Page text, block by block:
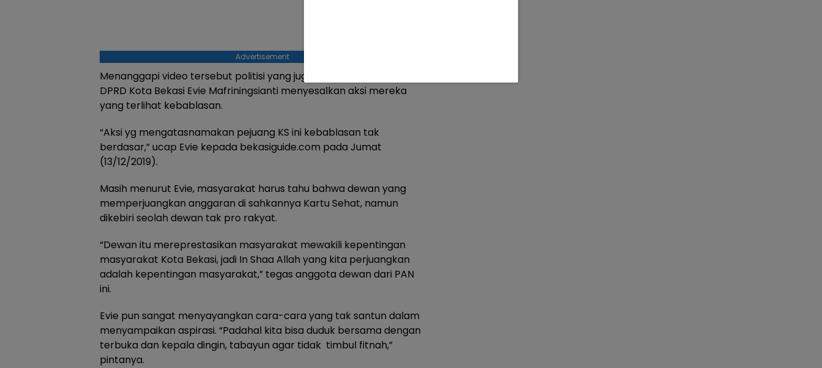
Advertisement
Menanggapi video tersebut politisi yang juga Wakil Ketua Komisi IV
DPRD Kota Bekasi Evie Mafriningsianti menyesalkan aksi mereka
yang terlihat kebablasan.
“Aksi yg mengatasnamakan pejuang KS ini kebablasan tak
berdasar,” ucap Evie kepada bekasiguide.com pada Jumat
(13/12/2019).
Masih menurut Evie, masyarakat harus tahu bahwa dewan yang
memperjuangkan anggaran di sahkannya Kartu Sehat, namun
dikebiri seolah dewan tak pro rakyat.
“Dewan itu mereprestasikan masyarakat mewakili kepentingan
masyarakat Kota Bekasi, jadi In Shaa Allah yang kita perjuangkan
adalah kepentingan masyarakat,” tegas anggota dewan dari PAN
ini.
Evie pun sangat menyayangkan cara-cara yang tak santun dalam
menyampaikan aspirasi. “Padahal kita bisa duduk bersama dengan
terbuka dan kepala dingin, tabayun agar tidak timbul fitnah,”
pintanya.